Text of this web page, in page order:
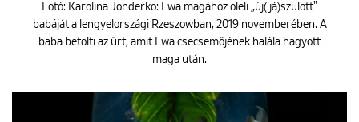
Fotó: Karolina Jonderko: Ewa magához öleli „új(já)szülött"
babáját a lengyelországi Rzeszowban, 2019 novemberében. A
baba betölti az űrt, amit Ewa csecsemőjének halála hagyott
maga után.